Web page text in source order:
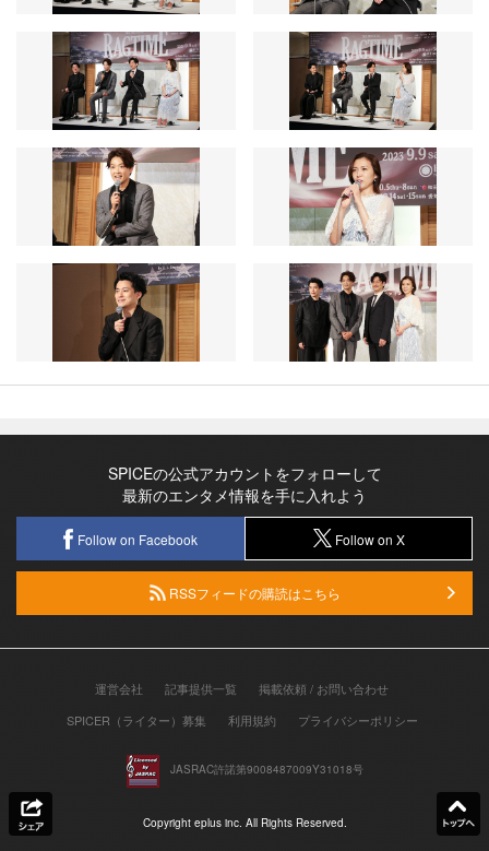
SPICEの公式アカウントをフォローして
最新のエンタメ情報を手に入れよう
Follow on Facebook Follow on X
RSSフィードの購読はこちら
運営会社 記事提供一覧
掲載依頼 / お問い合わせ
SPICER（ライター）募集
利用規約 プライバシーポリシー
JASRAC許諾第9008487009Y31018号
Copyright eplus inc. All Rights Reserved.